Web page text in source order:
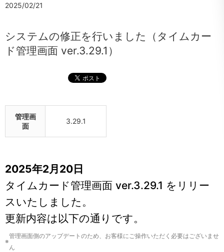
2025/02/21
システムの修正を行いました（タイムカー
ド管理画面 ver.3.29.1）
管理画
面
3.29.1
2025年2月20日
タイムカード管理画面 ver.3.29.1 をリリー
スいたしました。
更新内容は以下の通りです。
※
管理画面側のアップデートのため、お客様にご操作いただく必要はございませ
ん